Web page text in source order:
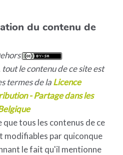
du contenu de
le contenu de ce site est
termes de laLicence
- Partage dans les
que tous les contenus de ce
modifiables par quiconque
le fait qu'il mentionne